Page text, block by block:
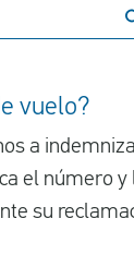
vuelo?
a
el número y
su